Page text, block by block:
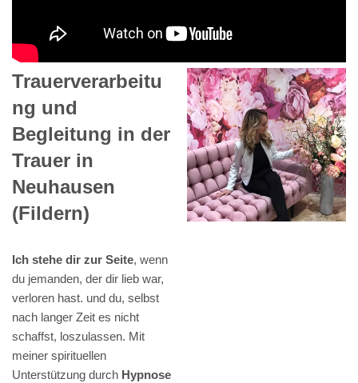
Trauerverarbeitu
ng und
Begleitung in der
Trauer in
Neuhausen
(Fildern)
Ich stehe dir zur Seite, wenn
du jemanden, der dir lieb war,
verloren hast. und du, selbst
nach langer Zeit es nicht
schaffst, loszulassen. Mit
meiner spirituellen
Unterstützung durch Hypnose